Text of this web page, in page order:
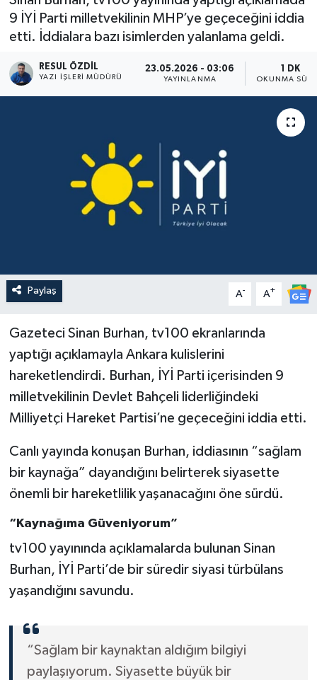
9 İYİ Parti milletvekilinin MHP’ye geçeceğini iddia
etti. İddialara bazı isimlerden yalanlama geldi.
RESUL ÖZDIL
YAZI İŞLERI MÜDÜRÜ
23.05.2026 - 03:06
YAYINLANMA
1 DK
OKUNMA
Paylaş A- A+
Gazeteci Sinan Burhan, tv100 ekranlarında
yaptığı açıklamayla Ankara kulislerini
hareketlendirdi. Burhan, İYİ Parti içerisinden 9
milletvekilinin Devlet Bahçeli liderliğindeki
Milliyetçi Hareket Partisi’ne geçeceğini iddia etti.
Canlı yayında konuşan Burhan, iddiasının “sağlam
bir kaynağa” dayandığını belirterek siyasette
önemli bir hareketlilik yaşanacağını öne sürdü.
“Kaynağıma Güveniyorum”
tv100 yayınında açıklamalarda bulunan Sinan
Burhan, İYİ Parti’de bir süredir siyasi türbülans
yaşandığını savundu.
“Sağlam bir kaynaktan aldığım bilgiyi
paylaşıyorum. Siyasette büyük bir